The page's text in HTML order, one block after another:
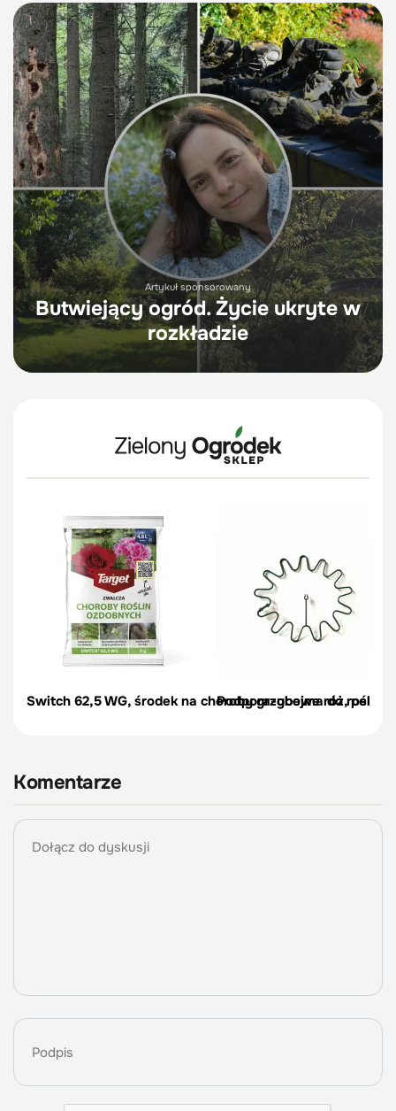
Artykuł sponsorowany
Butwiejący ogród. Życie ukryte w
rozkładzie
Switch 62,5 WG, środek na choroby grzybowe róż,
Podpora-obejma do roślin,
Komentarze